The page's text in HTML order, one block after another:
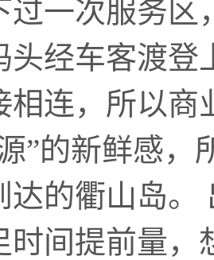
过一次服务区
头经车客渡
相连，所以
”的新鲜感
达的衢山岛。
时间提前量，